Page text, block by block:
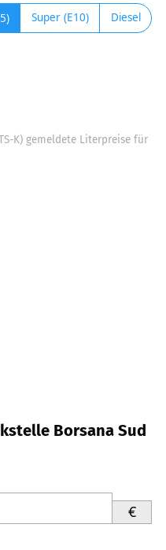
Super (E10) Diesel
K) gemeldete Literpreise für
Borsana Sud
€